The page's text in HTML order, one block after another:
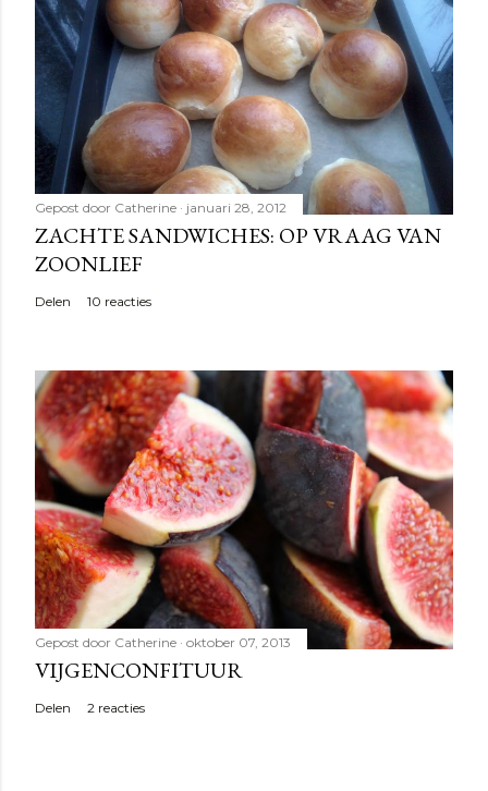
Gepost door Catherine januari 28, 2012
ZACHTE SANDWICHES: OP VRAAG VAN
ZOONLIEF
Delen 10 reacties
Gepost door Catherine oktober 07, 2013
VIJGENCONFITUUR
Delen 2 reacties